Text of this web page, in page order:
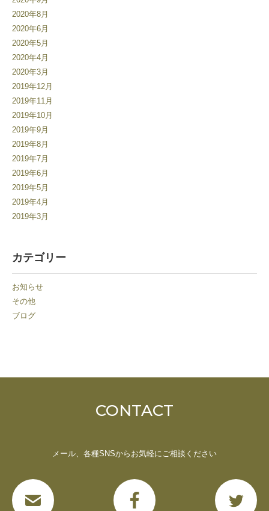
2020年8月
2020年6月
2020年5月
2020年4月
2020年3月
2019年12月
2019年11月
2019年10月
2019年9月
2019年8月
2019年7月
2019年6月
2019年5月
2019年4月
2019年3月
カテゴリー
お知らせ
その他
ブログ
CONTACT
メール、各種SNSからお気軽にご相談ください